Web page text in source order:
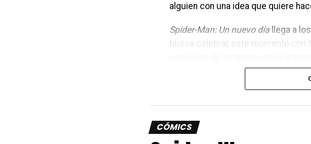
alguien con una idea que quiere
Spider-Man: Un nuevo díallega a
busca celebrar este momento con
diseños, la colección tiene algo
contenido a la altura de esta
CÓMICS